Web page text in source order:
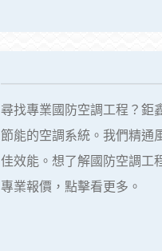
尋找專業國防空調工程？鉅
節能的空調系統。我們精通
佳效能。想了解國防空調工
專業報價，點擊看更多。